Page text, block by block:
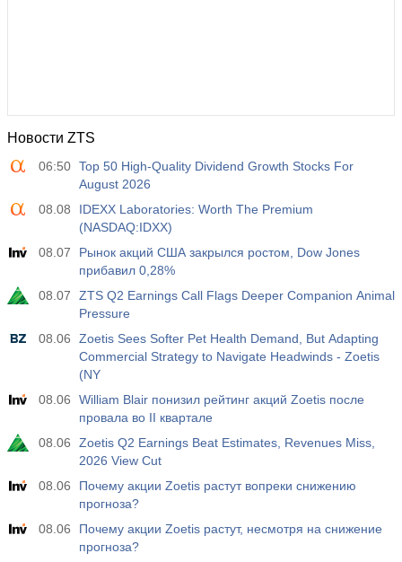
Новости ZTS
06:50 Top 50 High-Quality Dividend Growth Stocks For
August 2026
08.08
IDEXX Laboratories: Worth The Premium
(NASDAQ:IDXX)
08.07
Рынок акций США закрылся ростом, Dow Jones
прибавил 0,28%
08.07
ZTS Q2 Earnings Call Flags Deeper Companion Animal
Pressure
08.06
Zoetis Sees Softer Pet Health Demand, But Adapting
Commercial Strategy to Navigate Headwinds - Zoetis
(NY
08.06
William Blair понизил рейтинг акций Zoetis после
провала во II квартале
08.06
Zoetis Q2 Earnings Beat Estimates, Revenues Miss,
2026 View Cut
08.06
Почему акции Zoetis растут вопреки снижению
прогноза?
08.06
Почему акции Zoetis растут, несмотря на снижение
прогноза?